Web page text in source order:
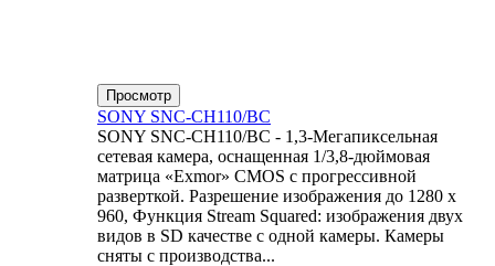
Просмотр
SONY SNC-CH110/BC
SONY SNC-CH110/BC - 1,3-Мегапиксельная
сетевая камера, оснащенная 1/3,8-дюймовая
матрица «Exmor» CMOS с прогрессивной
разверткой. Разрешение изображения до 1280 x
960, Функция Stream Squared: изображения двух
видов в SD качестве с одной камеры. Камеры
сняты с производства...